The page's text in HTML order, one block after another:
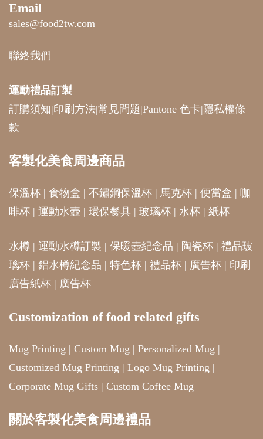
Email
sales@food2tw.com
聯絡我們
運動禮品訂製
訂購須知|印刷方法|常見問題|Pantone 色卡| 隱私權條
款
客製化美食周邊商品
保溫杯 | 食物盒 | 不鏽鋼保溫杯 | 馬克杯 | 便當盒 | 咖
啡杯 | 運動水壺 | 環保餐具 | 玻璃杯 | 水杯 | 紙杯
水樽 | 運動水樽訂製 | 保暖壺紀念品 | 陶瓷杯 | 禮品玻
璃杯 | 鋁水樽紀念品 | 特色杯 | 禮品杯 | 廣告杯 | 印刷
廣告紙杯 | 廣告杯
Customization of food related gifts
Mug Printing | Custom Mug | Personalized Mug |
Customized Mug Printing | Logo Mug Printing |
Corporate Mug Gifts | Custom Coffee Mug
關於客製化美食周邊禮品